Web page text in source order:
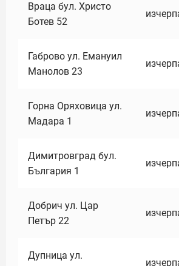
Враца бул. Христо
Ботев 52
Габрово ул. Емануил
Манолов 23
Горна Оряховица ул.
Мадара 1
Димитровград бул.
България 1
Добрич ул. Цар
Петър 22
Дупница ул.